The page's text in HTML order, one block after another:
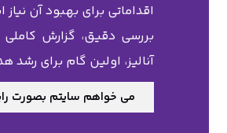
اقداماتی برای بهبود آن
بررسی دقیق، گزارش
آنالیز، اولین گام برای
می خواهم سایتم بصورت